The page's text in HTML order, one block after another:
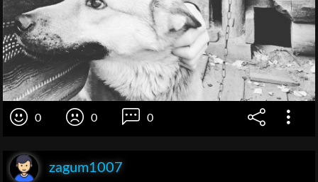
0 0 0
zagum1007